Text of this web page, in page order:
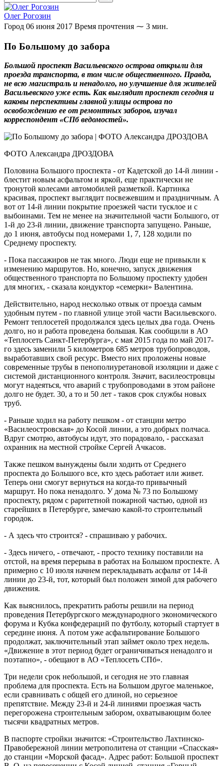
Олег Рогозин
Город 06 июня 2017 Время прочтения ⁓ 3 мин.
По Большому до забора
Большой проспект Васильевского острова открыли для
проезда транспорта, в том числе общественного. Правда,
не всю магистраль и ненадолго, но улучшение для жителей
Васильевского уже есть. Как выглядит проспект сегодня и
каковы перспективы главной улицы острова по
освобождению ее от ремонтных заборов, изучал
корреспондент «СПб ведомостей».
ФОТО Александра ДРОЗДОВА
Половина Большого проспекта - от Кадетской до 14-й линии -
блестит новым асфальтом и яркой, еще практически не
тронутой колесами автомобилей разметкой. Картинка
красивая, проспект выглядит посвежевшим и праздничным. А
вот от 14-й линии покрытие проезжей части тусклое и с
выбоинами. Тем не менее на значительной части Большого, от
1-й до 23-й линии, движение транспорта запущено. Раньше,
до 1 июня, автобусы под номерами 1, 7, 128 ходили по
Среднему проспекту.
- Пока пассажиров не так много. Люди еще не привыкли к
изменению маршрутов. Но, конечно, запуск движения
общественного транспорта по Большому проспекту удобен
для многих, - сказала кондуктор «семерки» Валентина.
Действительно, народ несколько отвык от проезда самым
удобным путем - по главной улице этой части Васильевского.
Ремонт теплосетей продолжался здесь целых два года. Очень
долго, но и работа проведена большая. Как сообщили в АО
«Теплосеть Санкт-Петербурга», с мая 2015 года по май 2017-
го здесь заменили 5 километров 685 метров трубопроводов,
выработавших свой ресурс. Вместо них проложены новые
современные трубы в пенополиуретановой изоляции и даже с
системой дистанционного контроля. Значит, василеостровцы
могут надеяться, что аварий с трубопроводами в этом районе
долго не будет. 30, а то и 50 лет - таков срок службы новых
труб.
- Раньше ходил на работу пешком - от станции метро
«Василеостровская» до Косой линии, а это добрых полчаса.
Вдруг смотрю, автобусы идут, это порадовало, - рассказал
охранник на местной стройке Сергей Ачкасов.
Также пешком вынуждены были ходить от Среднего
проспекта до Большого все, кто здесь работает или живет.
Теперь они смогут вернуться на когда-то привычный
маршрут. Но пока ненадолго. У дома № 73 по Большому
проспекту, рядом с раритетной пожарной частью, одной из
старейших в Петербурге, замечаю какой-то строительный
городок.
- А здесь что строится? - спрашиваю у рабочих.
- Здесь ничего, - отвечают, - просто технику поставили на
отстой, на время перерыва в работах на Большом проспекте. А
примерно с 10 июля начнем перекладывать асфальт от 14-й
линии до 23-й, тот, который был положен зимой для рабочего
движения.
Как выяснилось, прекратить работы решили на период
проведения Петербургского международного экономического
форума и Кубка конфедераций по футболу, который стартует в
середине июня. А потом уже асфальтирование Большого
продолжат, заключительный этап займет около трех недель.
«Движение в этот период будет ограничиваться ненадолго и
поэтапно», - обещают в АО «Теплосеть СПб».
Три недели срок небольшой, и сегодня не это главная
проблема для проспекта. Есть на Большом другое маленькое,
если сравнивать с общей его длиной, но серьезное
препятствие. Между 23-й и 24-й линиями проезжая часть
перегорожена строительным забором, охватывающим более
тысячи квадратных метров.
В паспорте стройки значится: «Строительство Лахтинско-
Правобережной линии метрополитена от станции «Спасская»
до станции «Морской фасад». Адрес работ: Большой проспект